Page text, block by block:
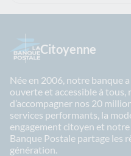
Citoyenne
Née en 2006, notre banque
ouverte et accessible à
d’accompagner nos 20
services performants, la
engagement citoyen et
Banque Postale partage les
génération.